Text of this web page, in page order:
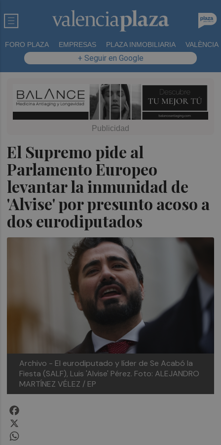
FORO PLAZA EMPRESAS PLAZA INMOBILIARIA VALÈNCIA
+ Seguir en Google
El Supremo pide al
Parlamento Europeo
levantar la inmunidad de
'Alvise' por presunto acoso a
dos eurodiputados
Archivo - El eurodiputado y líder de Se Acabó la
Fiesta (SALF), Luis 'Alvise' Pérez. Foto: ALEJANDRO
MARTÍNEZ VÉLEZ / EP